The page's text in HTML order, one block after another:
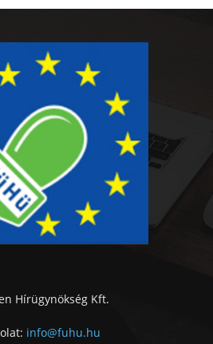
Hírügynökség Kft.
info@fuhu.hu